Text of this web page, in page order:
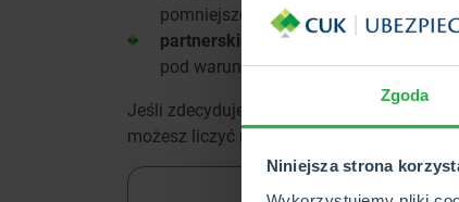
Zgoda
Niniejsza strona
pomniejszonych w zależności od
partnerski – naprawa nastąpi przy
pod warunkiem, że będzie miała
Jeśli zdecydujesz się na wariant
możesz liczyć na odszkodowanie